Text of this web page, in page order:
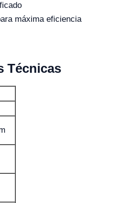
máxima eficiencia
Técnicas